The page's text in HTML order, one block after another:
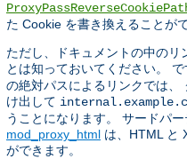
た Cookie を書き換えることが
ただし、ドキュメントの中のリ
とは知っておいてください。 で
の絶対パスによるリンクでは、
け出して
うことになります。 サードパ
mod_proxy_html は、HTML と
ができます。